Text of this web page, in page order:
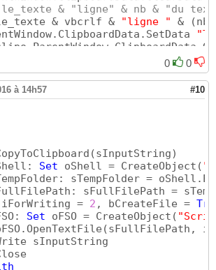
& "ligne" & nb & "du
& vbcrlf &
"ligne " & (
0 0
à 14h57 #10
(sInputString)
Set oShell = CreateObject (
sTempFolder =
sFullFilePath =
iForWriting = 2 , bCreateFile =
Set oFSO = CreateObject (
(sFullFilePath,
sInputString